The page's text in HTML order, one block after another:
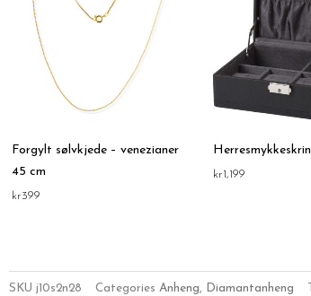
Forgylt sølvkjede – venezianer
45 cm
kr399
Herresmykkeskrin
kr1,199
SKU j10s2n28 Categories Anheng, Diamantanheng